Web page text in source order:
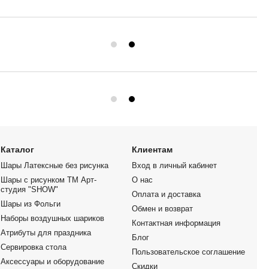
Каталог
Шары Латексные без рисунка
Шары с рисунком ТМ Арт-
студия "SHOW"
Шары из Фольги
Наборы воздушных шариков
Атрибуты для праздника
Сервировка стола
Аксессуары и оборудование
Клиентам
Вход в личный кабинет
О нас
Оплата и доставка
Обмен и возврат
Контактная информация
Блог
Пользовательское соглашение
Скидки